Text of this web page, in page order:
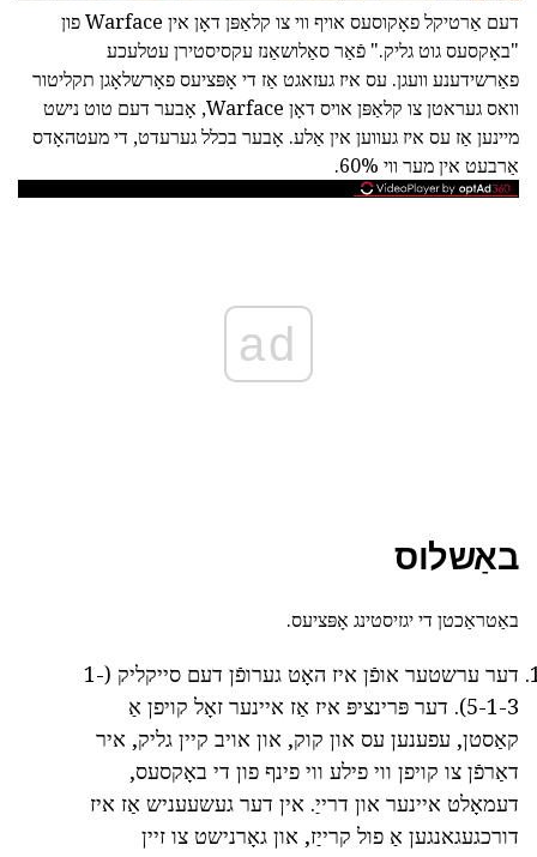
דעם אַרטיקל פאָקוסעס אויף ווי צו קלאַפּן דאָן אין Warface פון
"באָקסעס גוט גליק." פֿאַר סאַלושאַנז עקסיסטירן עטלעכע
פאַרשידענע וועגן. עס איז געזאגט אַז די אָפּציעס פאָרשלאָגן תקליטור
וואס געראטן צו קלאַפּן אויס דאָן Warface, אָבער דעם טוט נישט
מיינען אַז עס איז געווען אין אַלע. אָבער בכלל גערעדט, די מעטהאָדס
אַרבעט אין מער ווי 60%.
ad
באַשלוס
באַטראַכטן די יגזיסטינג אָפּציעס.
דער ערשטער אופֿן איז האָט גערופֿן דעם סייקליק (1-
5-1-3). דער פּרינציפּ איז אַז איינער זאָל קויפן אַ
קאַסטן, עפענען עס און קוק, און אויב קיין גליק, איר
דאַרפֿן צו קויפן ווי פילע ווי פינף פון די באָקסעס,
דעמאָלט איינער און דרייַ. אין דער געשעעניש אַז איז
דורכגעגאנגען אַ פול קרייַז, און גאָרנישט צו זיין